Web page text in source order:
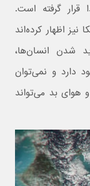
قرار گرفته است.
اظهار کرده‌اند
شدن انسان‌ها،
دارد و نمی‌توان
هوای بد می‌تواند